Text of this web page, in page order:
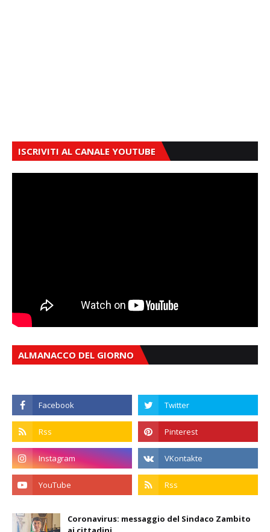
ISCRIVITI AL CANALE YOUTUBE
ALMANACCO DEL GIORNO
Coronavirus: messaggio del Sindaco Zambito